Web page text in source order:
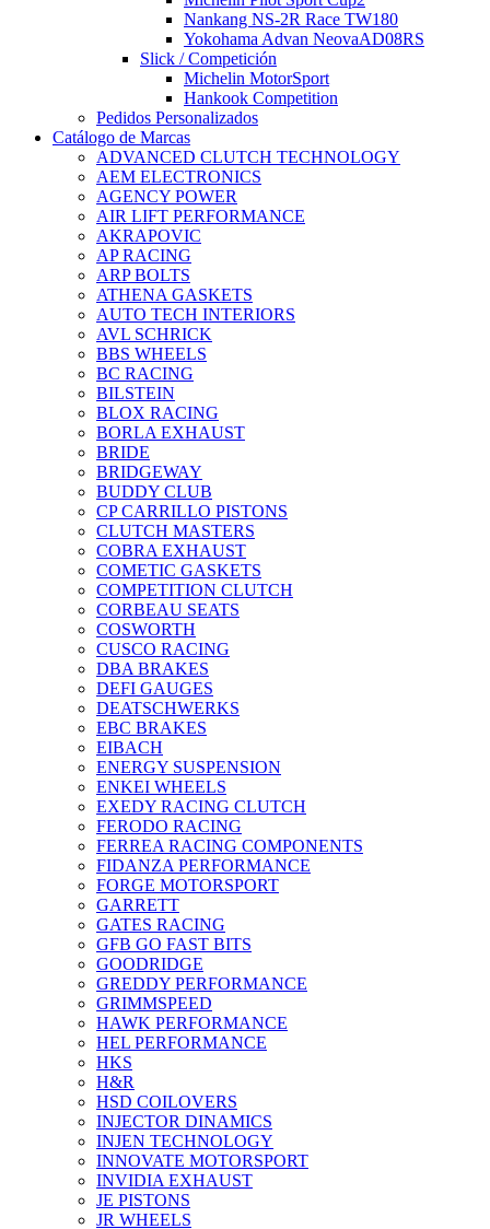
Nankang NS-2R Race TW180
Yokohama Advan NeovaAD08RS
Slick / Competición
Michelin MotorSport
Hankook Competition
Pedidos Personalizados
Catálogo de Marcas
ADVANCED CLUTCH TECHNOLOGY
AEM ELECTRONICS
AGENCY POWER
AIR LIFT PERFORMANCE
AKRAPOVIC
AP RACING
ARP BOLTS
ATHENA GASKETS
AUTO TECH INTERIORS
AVL SCHRICK
BBS WHEELS
BC RACING
BILSTEIN
BLOX RACING
BORLA EXHAUST
BRIDE
BRIDGEWAY
BUDDY CLUB
CP CARRILLO PISTONS
CLUTCH MASTERS
COBRA EXHAUST
COMETIC GASKETS
COMPETITION CLUTCH
CORBEAU SEATS
COSWORTH
CUSCO RACING
DBA BRAKES
DEFI GAUGES
DEATSCHWERKS
EBC BRAKES
EIBACH
ENERGY SUSPENSION
ENKEI WHEELS
EXEDY RACING CLUTCH
FERODO RACING
FERREA RACING COMPONENTS
FIDANZA PERFORMANCE
FORGE MOTORSPORT
GARRETT
GATES RACING
GFB GO FAST BITS
GOODRIDGE
GREDDY PERFORMANCE
GRIMMSPEED
HAWK PERFORMANCE
HEL PERFORMANCE
HKS
H&R
HSD COILOVERS
INJECTOR DINAMICS
INJEN TECHNOLOGY
INNOVATE MOTORSPORT
INVIDIA EXHAUST
JE PISTONS
JR WHEELS